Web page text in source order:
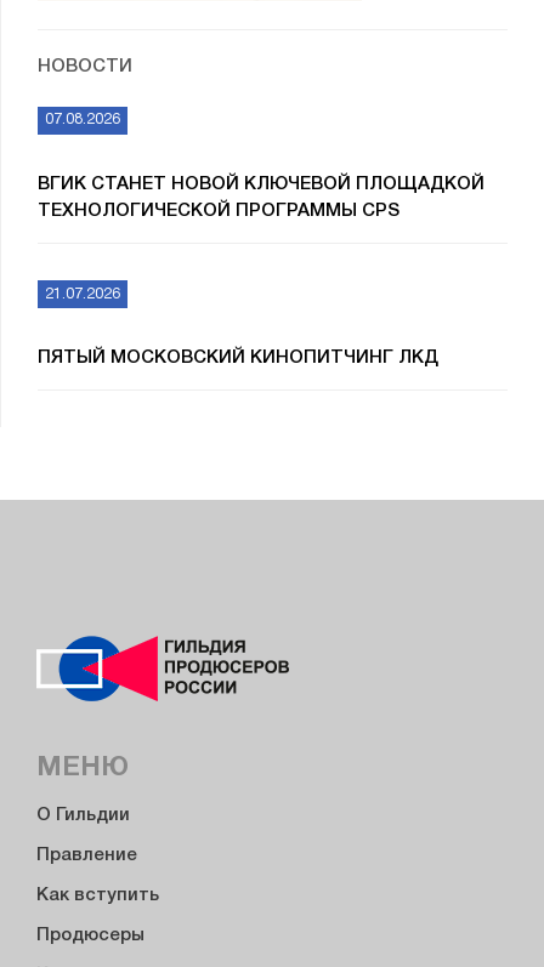
НОВОСТИ
07.08.2026
ВГИК СТАНЕТ НОВОЙ КЛЮЧЕВОЙ ПЛОЩАДКОЙ
ТЕХНОЛОГИЧЕСКОЙ ПРОГРАММЫ CPS
21.07.2026
ПЯТЫЙ МОСКОВСКИЙ КИНОПИТЧИНГ ЛКД
МЕНЮ
О Гильдии
Правление
Как вступить
Продюсеры